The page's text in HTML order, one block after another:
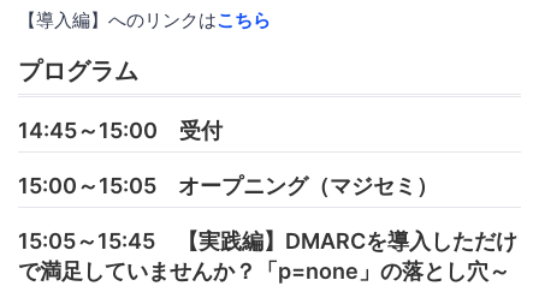
【導入編】へのリンクはこちら
プログラム
14:45～15:00 受付
15:00～15:05 オープニング（マジセミ）
15:05～15:45 【実践編】DMARCを導入しただけ
で満足していませんか？「p=none」の落とし穴～